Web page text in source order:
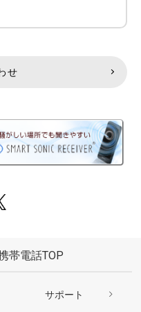
せ
帯電話TOP
サポート